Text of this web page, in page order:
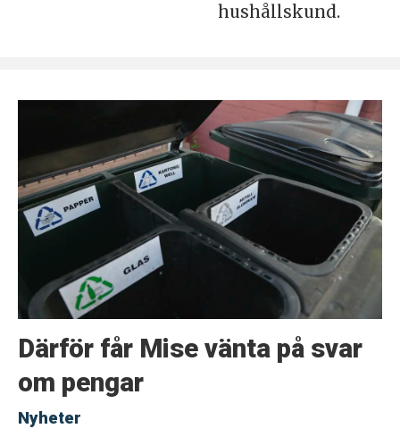
hushållskund.
Därför får Mise vänta på svar
om pengar
Nyheter